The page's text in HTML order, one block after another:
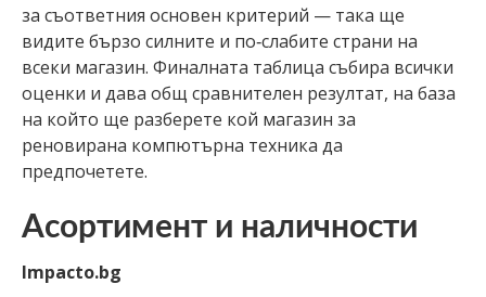
за съответния основен критерий — така ще
видите бързо силните и по‑слабите страни на
всеки магазин. Финалната таблица събира всички
оценки и дава общ сравнителен резултат, на база
на който ще разберете кой магазин за
реновирана компютърна техника да
предпочетете.
Асортимент и наличности
Impacto.bg